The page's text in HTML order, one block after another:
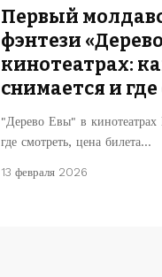
Первый
фэнтези
кинотеатрах:
снимается и
"Дерево Евы" в
где смотреть, цена билета…
13 февраля 2026